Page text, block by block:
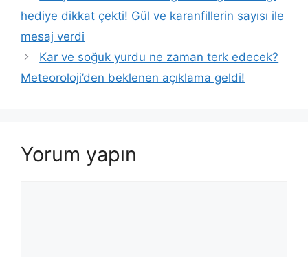
hediye dikkat çekti! Gül ve karanfillerin sayısı ile
mesaj verdi
Kar ve soğuk yurdu ne zaman terk edecek?
Meteoroloji’den beklenen açıklama geldi!
Yorum yapın